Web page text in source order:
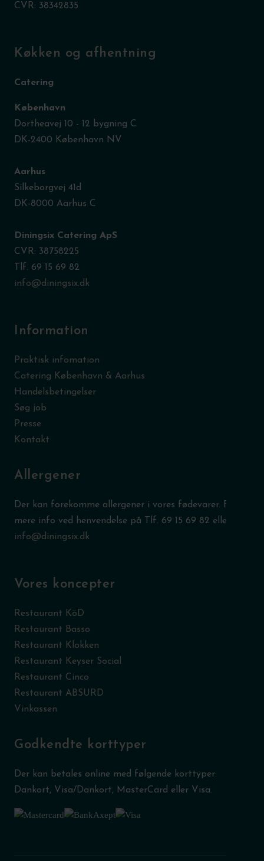
CVR: 38342835
Køkken og afhentning
Catering
København
Dortheavej 10 - 12 bygning C
DK-2400 København NV
Aarhus
Silkeborgvej 41d
DK-8000 Aarhus C
Diningsix Catering ApS
CVR: 38758225
Tlf. 69 15 69 82
info@diningsix.dk
Information
Praktisk infomation
Catering København & Aarhus
Handelsbetingelser
Søg job
Presse
Kontakt
Allergener
Der kan forekomme allergener i vores fødevarer. Få
mere info ved henvendelse på Tlf. 69 15 69 82 eller
info@diningsix.dk
Vores koncepter
Restaurant KöD
Restaurant Basso
Restaurant Klokken
Restaurant Keyser Social
Restaurant Cinco
Restaurant ABSURD
Vinkassen
Godkendte korttyper
Der kan betales online med følgende korttyper:
Dankort, Visa/Dankort, MasterCard eller Visa.